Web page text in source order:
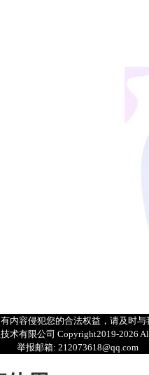
内容侵犯您的合法权益，请及时与
术有限公司 Copyright2019-2026
举报邮箱: 212073618@qq.com